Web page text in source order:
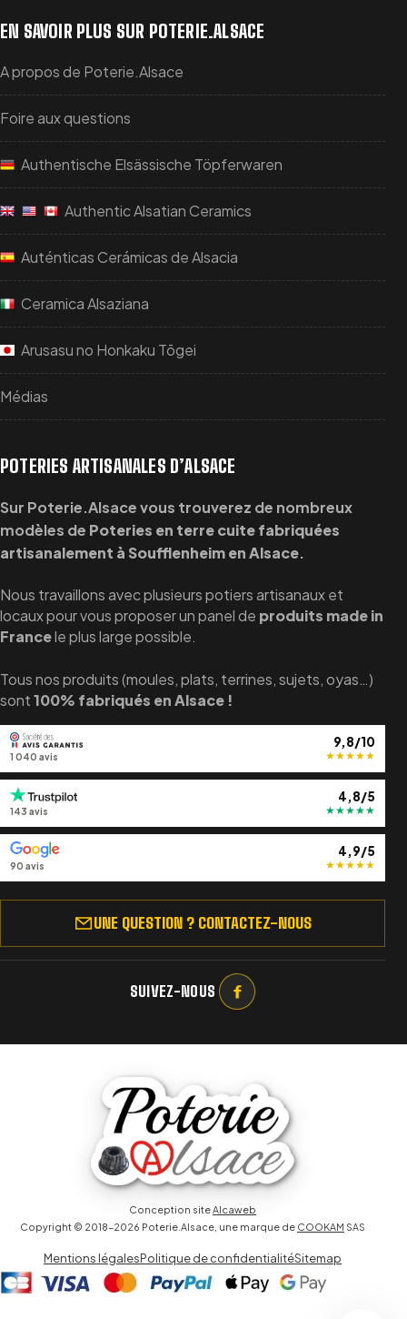
EN SAVOIR PLUS SUR POTERIE.ALSACE
A propos de Poterie.Alsace
Foire aux questions
Authentische Elsässische Töpferwaren
Authentic Alsatian Ceramics
Auténticas Cerámicas de Alsacia
Ceramica Alsaziana
Arusasu no Honkaku Tōgei
Médias
POTERIES ARTISANALES D’ALSACE
Sur Poterie.Alsace vous trouverez de nombreux
modèles de Poteries en terre cuite fabriquées
artisanalement à Soufflenheim en Alsace.
Nous travaillons avec plusieurs potiers artisanaux et
locaux pour vous proposer un panel de produits made in
Francele plus large possible.
Tous nos produits (moules, plats, terrines, sujets, oyas…)
sont100% fabriqués en Alsace !
9,8/10
★★★★★
1 040 avis
4,8/5
★★★★★
143 avis
4,9/5
★★★★★
90 avis
UNE QUESTION ? CONTACTEZ-NOUS
SUIVEZ-NOUS
Conception siteAlcaweb
Copyright © 2018-2026 Poterie.Alsace, une marque de COOKAM SAS
Mentions légalesPolitique de confidentialitéSitemap